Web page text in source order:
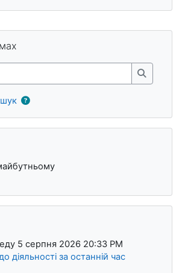
Знайти
5 серпня 2026 20:33 PM
діяльності за останній час